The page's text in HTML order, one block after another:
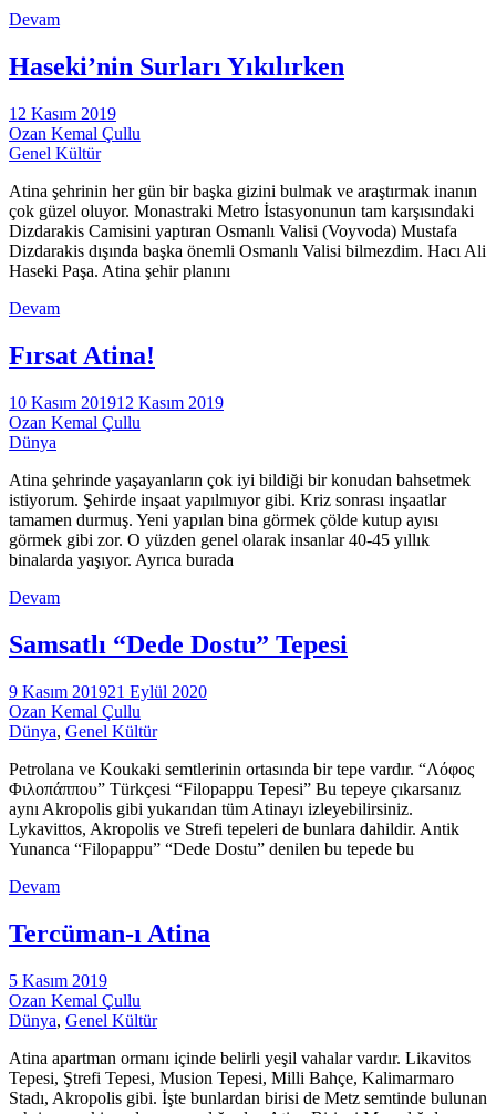
Devam
Haseki’nin Surları Yıkılırken
12 Kasım 2019
Ozan Kemal Çullu
Genel Kültür
Atina şehrinin her gün bir başka gizini bulmak ve araştırmak inanın
çok güzel oluyor. Monastraki Metro İstasyonunun tam karşısındaki
Dizdarakis Camisini yaptıran Osmanlı Valisi (Voyvoda) Mustafa
Dizdarakis dışında başka önemli Osmanlı Valisi bilmezdim. Hacı Ali
Haseki Paşa. Atina şehir planını
Devam
Fırsat Atina!
10 Kasım 201912 Kasım 2019
Ozan Kemal Çullu
Dünya
Atina şehrinde yaşayanların çok iyi bildiği bir konudan bahsetmek
istiyorum. Şehirde inşaat yapılmıyor gibi. Kriz sonrası inşaatlar
tamamen durmuş. Yeni yapılan bina görmek çölde kutup ayısı
görmek gibi zor. O yüzden genel olarak insanlar 40-45 yıllık
binalarda yaşıyor. Ayrıca burada
Devam
Samsatlı “Dede Dostu” Tepesi
9 Kasım 201921 Eylül 2020
Ozan Kemal Çullu
Dünya, Genel Kültür
Petrolana ve Koukaki semtlerinin ortasında bir tepe vardır. “Λόφος
Φιλοπάππου” Türkçesi “Filopappu Tepesi” Bu tepeye çıkarsanız
aynı Akropolis gibi yukarıdan tüm Atinayı izleyebilirsiniz.
Lykavittos, Akropolis ve Strefi tepeleri de bunlara dahildir. Antik
Yunanca “Filopappu” “Dede Dostu” denilen bu tepede bu
Devam
Tercüman-ı Atina
5 Kasım 2019
Ozan Kemal Çullu
Dünya, Genel Kültür
Atina apartman ormanı içinde belirli yeşil vahalar vardır. Likavitos
Tepesi, Ştrefi Tepesi, Musion Tepesi, Milli Bahçe, Kalimarmaro
Stadı, Akropolis gibi. İşte bunlardan birisi de Metz semtinde bulunan